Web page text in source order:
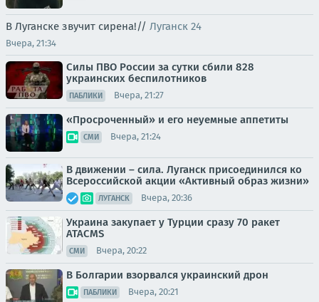
В Луганске звучит сирена!// Луганск 24
Вчера, 21:34
Силы ПВО России за сутки сбили 828
украинских беспилотников
ПАБЛИКИ Вчера, 21:27
«Просроченный» и его неуемные аппетиты
СМИ Вчера, 21:24
В движении – сила. Луганск присоединился ко
Всероссийской акции «Активный образ жизни»
ЛУГАНСК Вчера, 20:36
Украина закупает у Турции сразу 70 ракет
ATACMS
СМИ Вчера, 20:22
В Болгарии взорвался украинский дрон
ПАБЛИКИ Вчера, 20:21